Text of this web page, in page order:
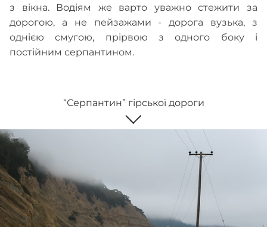
з вікна. Водіям же варто уважно стежити за
дорогою, а не пейзажами - дорога вузька, з
однією смугою, прірвою з одного боку і
постійним серпантином.
“Серпантин” гірської дороги